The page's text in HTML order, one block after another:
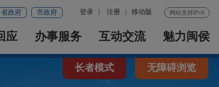
网站支持IPv6
登录 注册 移动版
省政府 市政府
应 办事服务 互动交流 魅力闽侯
长者模式 无障碍浏览